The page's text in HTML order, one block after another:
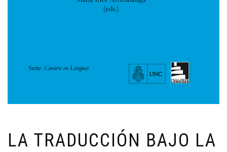
LA TRADUCCIÓN BAJO LA